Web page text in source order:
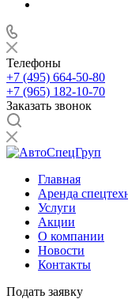
Телефоны
+7 (495) 664-50-80
+7 (965) 182-10-70
Заказать звонок
Главная
Аренда
Услуги
Акции
О компании
Новости
Контакты
Подать заявку